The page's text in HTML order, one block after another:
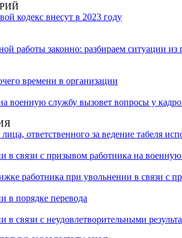
кодекс внесут в 2023 году
работы законно: разбираем ситуации из
времени в организации
военную службу вызовет вопросы у
ответственного за ведение табеля
в связи с призывом работника на
работника при увольнении в связи с
в порядке перевода
в связи с неудовлетворительными